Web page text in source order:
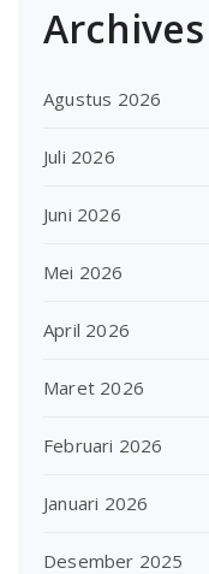
Archives
Agustus 2026
Juli 2026
Juni 2026
Mei 2026
April 2026
Maret 2026
Februari 2026
Januari 2026
Desember 2025